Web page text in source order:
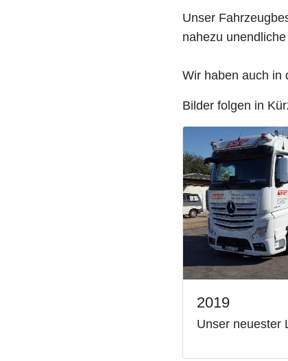
Unser
nahezu
Wir haben auch in
Bilder folgen in
2019
Unser neuester